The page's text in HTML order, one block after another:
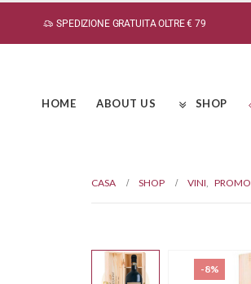
SPEDIZIONE GRATUITA OLTRE € 79
HOME ABOUT US SHOP
CASA SHOP VINI PROMO
-8%